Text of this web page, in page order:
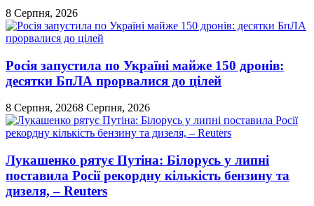
8 Серпня, 2026
Росія запустила по Україні майже 150 дронів:
десятки БпЛА прорвалися до цілей
8 Серпня, 20268 Серпня, 2026
Лукашенко рятує Путіна: Білорусь у липні
поставила Росії рекордну кількість бензину та
дизеля, – Reuters